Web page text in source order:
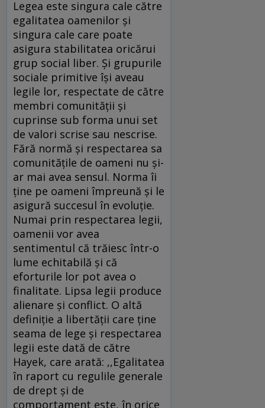
Legea este singura cale către
egalitatea oamenilor şi
singura cale care poate
asigura stabilitatea oricărui
grup social liber. Şi grupurile
sociale primitive îşi aveau
legile lor, respectate de către
membri comunităţii şi
cuprinse sub forma unui set
de valori scrise sau nescrise.
Fără normă şi respectarea sa
comunităţile de oameni nu şi-
ar mai avea sensul. Norma îi
ţine pe oameni împreună şi le
asigură succesul în evoluţie.
Numai prin respectarea legii,
oamenii vor avea
sentimentul că trăiesc într-o
lume echitabilă şi că
eforturile lor pot avea o
finalitate. Lipsa legii produce
alienare şi conflict. O altă
definiţie a libertăţii care ţine
seama de lege şi respectarea
legii este dată de către
Hayek, care arată: ,,Egalitatea
în raport cu regulile generale
de drept şi de
comportament este, în orice